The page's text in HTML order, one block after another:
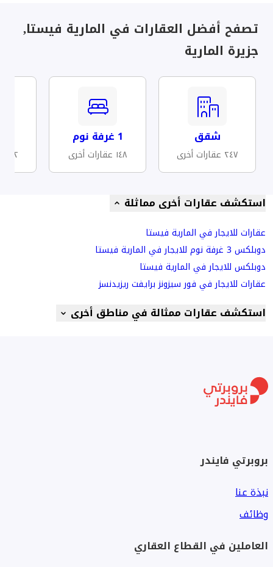
تصفح أفضل العقارات في المارية فيستا,
جزيرة المارية
شقق
٢٤٧ عقارات أخرى
1 غرفة نوم
١٤٨ عقارات أخرى ١٣٢ عقارات أخرى
استكشف عقارات أخرى مماثلة
عقارات للايجار في المارية فيستا
دوبلكس 3 غرفة نوم للايجار في المارية فيستا
دوبلكس للايجار في المارية فيستا
عقارات للايجار في فور سيزونز برايفت ريزيدنسز
استكشف عقارات ممثالة في مناطق أخرى
بروبرتي فايندر
نبذة عنا
وظائف
العاملين في القطاع العقاري